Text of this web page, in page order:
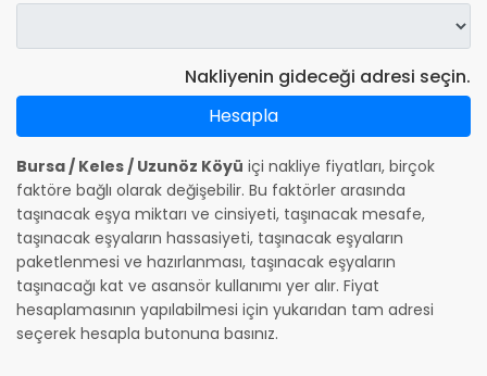
Nakliyenin gideceği adresi seçin.
Hesapla
Bursa / Keles / Uzunöz Köyü içi nakliye fiyatları, birçok
faktöre bağlı olarak değişebilir. Bu faktörler arasında
taşınacak eşya miktarı ve cinsiyeti, taşınacak mesafe,
taşınacak eşyaların hassasiyeti, taşınacak eşyaların
paketlenmesi ve hazırlanması, taşınacak eşyaların
taşınacağı kat ve asansör kullanımı yer alır. Fiyat
hesaplamasının yapılabilmesi için yukarıdan tam adresi
seçerek hesapla butonuna basınız.